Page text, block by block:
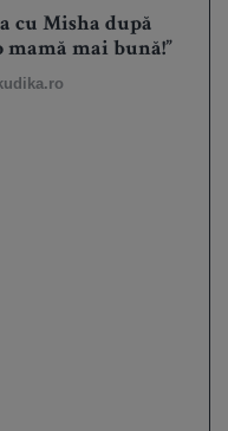
cu Misha după
mai bună!”